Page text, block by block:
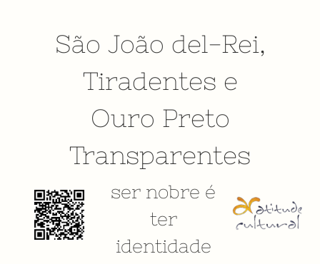
São João del-Rei,
Tiradentes e
Ouro Preto
Transparentes
ser nobre é
ter
identidade